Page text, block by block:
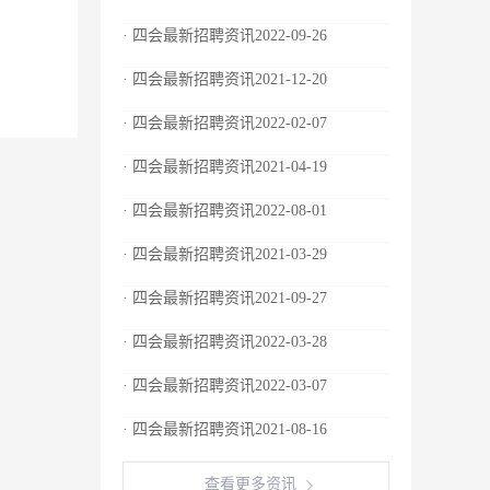
· 四会最新招聘资讯2022-09-26
· 四会最新招聘资讯2021-12-20
· 四会最新招聘资讯2022-02-07
· 四会最新招聘资讯2021-04-19
· 四会最新招聘资讯2022-08-01
· 四会最新招聘资讯2021-03-29
· 四会最新招聘资讯2021-09-27
· 四会最新招聘资讯2022-03-28
· 四会最新招聘资讯2022-03-07
· 四会最新招聘资讯2021-08-16
查看更多资讯